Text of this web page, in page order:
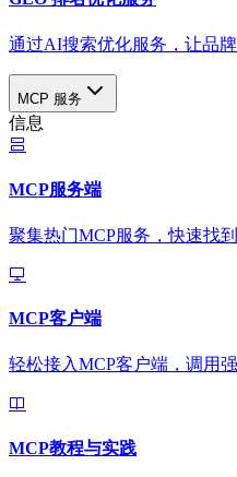
通过AI搜索优化服务，让品
MCP 服务
信息
MCP服务端
聚集热门MCP服务，快速找
MCP客户端
轻松接入MCP客户端，调用
MCP教程与实践